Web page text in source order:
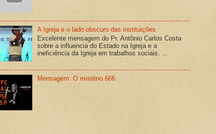
A Igreja e o lado obscuro das instituições
Excelente mensagem do Pr. Antônio Carlos Costa
sobre a influencia do Estado na Igreja e a
ineficiência da Igreja em trabalhos sociais. ...
Mensagem: O mistério 666